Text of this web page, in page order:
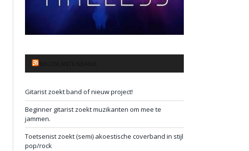
Gitarist zoekt band of nieuw project!
Beginner gitarist zoekt muzikanten om mee te
jammen.
Toetsenist zoekt (semi) akoestische coverband in stijl
pop/rock